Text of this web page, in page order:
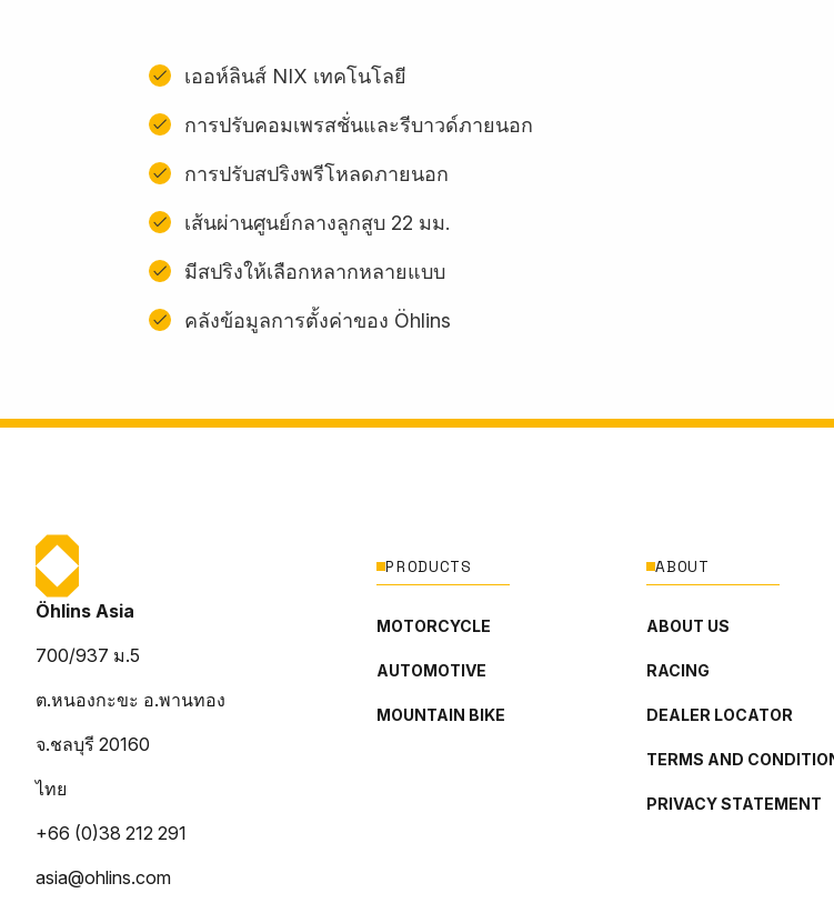
เออห์ลินส์ NIX เทคโนโลยี
การปรับคอมเพรสชั่นและรีบาวด์ภายนอก
การปรับสปริงพรีโหลดภายนอก
เส้นผ่านศูนย์กลางลูกสูบ 22 มม.
มีสปริงให้เลือกหลากหลายแบบ
คลังข้อมูลการตั้งค่าของ Öhlins
Öhlins Asia
700/937 ม.5
ต.หนองกะขะ อ.พานทอง
จ.ชลบุรี 20160
ไทย
+66 (0)38 212 291
asia@ohlins.com
PRODUCTS
MOTORCYCLE
AUTOMOTIVE
MOUNTAIN BIKE
ABOUT
ABOUT US
RACING
DEALER LOCATOR
TERMS AND
PRIVACY STATEMENT